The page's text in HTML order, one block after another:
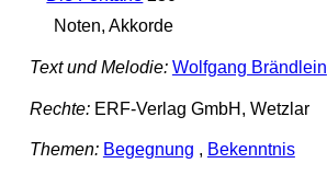
Noten, Akkorde
Text und Melodie: Wolfgang Brändlein
Rechte:ERF-Verlag GmbH, Wetzlar
Themen: Begegnung , Bekenntnis